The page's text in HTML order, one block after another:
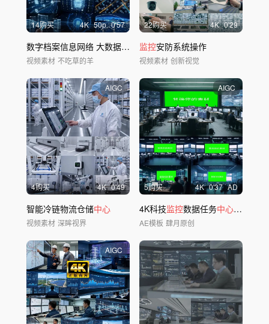
14购买 4K 50p 0'57
数字档案信息网络 大数据数字档案信息互联
视频素材 不吃草的羊
22购买 4K 0'29
监控安防系统操作
视频素材 创新视觉
AIGC
4购买 4K 0'49
智能冷链物流仓储中心
视频素材 深眸视界
AIGC
5购买 4K 0'37 AD
4K科技监控数据任务中心绿屏绿
AE模板 肆月原创
AIGC